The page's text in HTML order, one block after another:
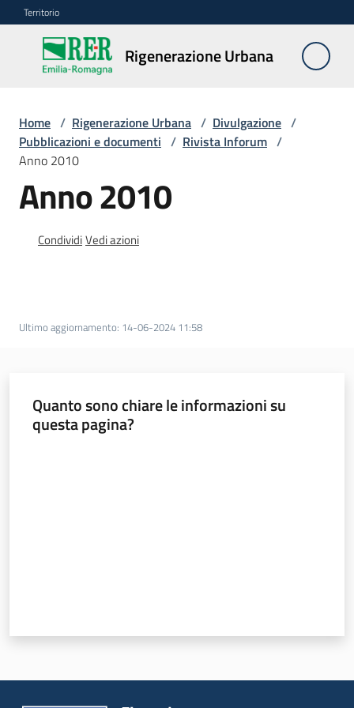
Vai al contenuto
Vai alla navigazione
Vai al footer
Territorio
Rigenerazione Urbana
Rigenerazione
Urbana
Misure
e
e
Seguici
Argomenti
Novità
Home / Rigenerazione Urbana / Divulgazione /
Pubblicazioni e documenti / Rivista Inforum /
Anno 2010
Anno 2010
CondividiVedi azioni
Ultimo aggiornamento: 14-06-2024 11:58
Quanto sono chiare le informazioni su
questa pagina?